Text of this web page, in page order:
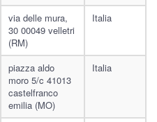
via delle mura,
30 00049 velletri
(RM)
Italia
piazza aldo
moro 5/c 41013
castelfranco
emilia (MO)
Italia